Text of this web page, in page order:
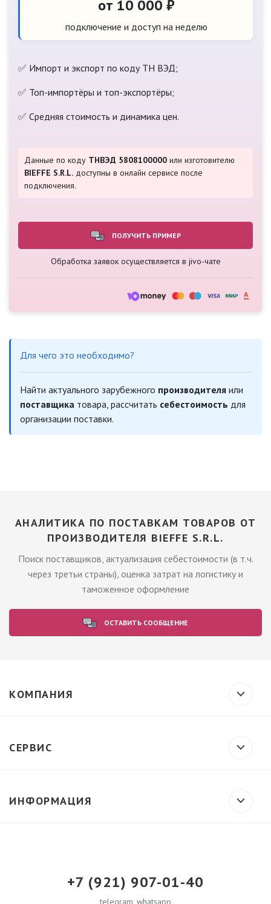
от 10 000 ₽
подключение и доступ на неделю
✅ Импорт и экспорт по коду ТН ВЭД;
✅ Топ-импортёры и топ-экспортёры;
✅ Средняя стоимость и динамика цен.
Данные по коду ТНВЭД 5808100000 или изготовителю
BIEFFE S.R.L. доступны в онлайн сервисе после
подключения.
ПОЛУЧИТЬ ПРИМЕР
Обработка заявок осуществляется в jivo-чате
Для чего это необходимо?
Найти актуального зарубежного производителя или
поставщика товара, рассчитать себестоимость для
организации поставки.
АНАЛИТИКА ПО ПОСТАВКАМ ТОВАРОВ ОТ
ПРОИЗВОДИТЕЛЯ BIEFFE S.R.L.
Поиск поставщиков, актуализация себестоимости (в т.ч.
через третьи страны), оценка затрат на логистику и
таможенное оформление
ОСТАВИТЬ СООБЩЕНИЕ
КОМПАНИЯ
СЕРВИС
ИНФОРМАЦИЯ
+7 (921) 907-01-40
telegram, whatsapp